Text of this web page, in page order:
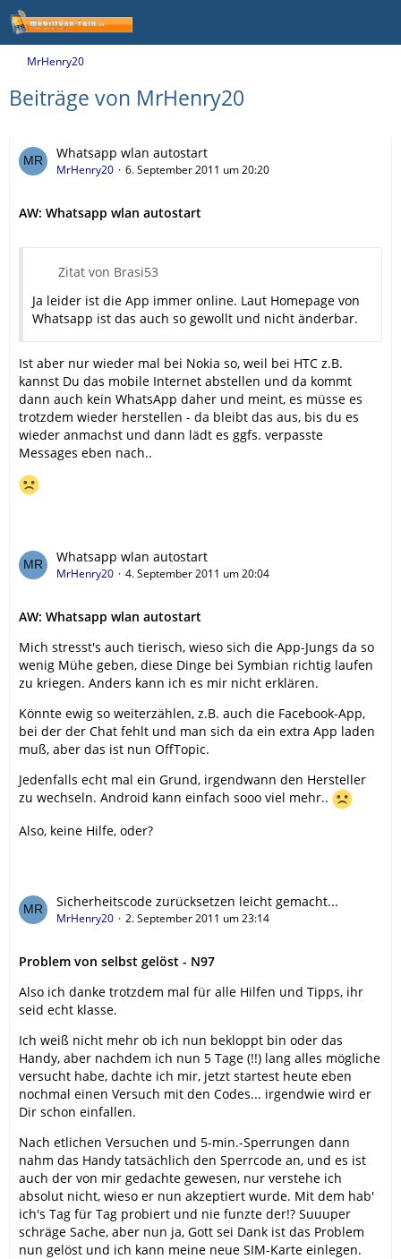
MrHenry20
Beiträge von MrHenry20
Whatsapp wlan autostart
MrHenry20 6. September 2011 um 20:20
AW: Whatsapp wlan autostart
Zitat von Brasi53
Ja leider ist die App immer online. Laut Homepage von
Whatsapp ist das auch so gewollt und nicht änderbar.
Ist aber nur wieder mal bei Nokia so, weil bei HTC z.B.
kannst Du das mobile Internet abstellen und da kommt
dann auch kein WhatsApp daher und meint, es müsse es
trotzdem wieder herstellen - da bleibt das aus, bis du es
wieder anmachst und dann lädt es ggfs. verpasste
Messages eben nach..
Whatsapp wlan autostart
MrHenry20 4. September 2011 um 20:04
AW: Whatsapp wlan autostart
Mich stresst's auch tierisch, wieso sich die App-Jungs da so
wenig Mühe geben, diese Dinge bei Symbian richtig laufen
zu kriegen. Anders kann ich es mir nicht erklären.
Könnte ewig so weiterzählen, z.B. auch die Facebook-App,
bei der der Chat fehlt und man sich da ein extra App laden
muß, aber das ist nun OffTopic.
Jedenfalls echt mal ein Grund, irgendwann den Hersteller
zu wechseln. Android kann einfach sooo viel mehr..
Also, keine Hilfe, oder?
Sicherheitscode zurücksetzen leicht gemacht...
MrHenry20 2. September 2011 um 23:14
Problem von selbst gelöst - N97
Also ich danke trotzdem mal für alle Hilfen und Tipps, ihr
seid echt klasse.
Ich weiß nicht mehr ob ich nun bekloppt bin oder das
Handy, aber nachdem ich nun 5 Tage (!!) lang alles mögliche
versucht habe, dachte ich mir, jetzt startest heute eben
nochmal einen Versuch mit den Codes... irgendwie wird er
Dir schon einfallen.
Nach etlichen Versuchen und 5-min.-Sperrungen dann
nahm das Handy tatsächlich den Sperrcode an, und es ist
auch der von mir gedachte gewesen, nur verstehe ich
absolut nicht, wieso er nun akzeptiert wurde. Mit dem hab'
ich's Tag für Tag probiert und nie funzte der!? Suuuper
schräge Sache, aber nun ja, Gott sei Dank ist das Problem
nun gelöst und ich kann meine neue SIM-Karte einlegen.